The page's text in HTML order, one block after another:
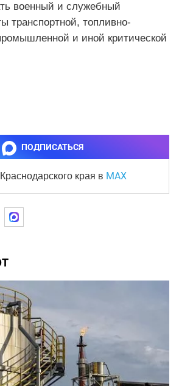
военный и служебный
транспортной, топливно-
и иной критической
ПОДПИСАТЬСЯ
края в MAX